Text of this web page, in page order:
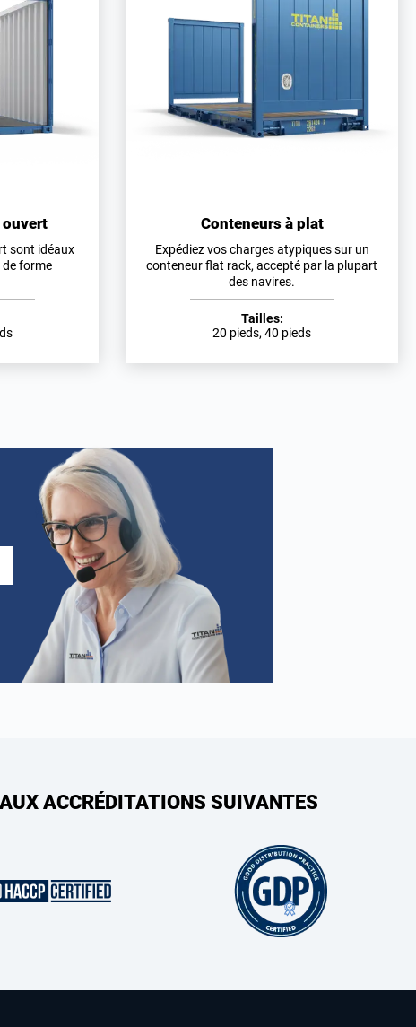
sont idéaux
forme
Conteneurs à plat
Expédiez vos charges atypiques sur un
conteneur flat rack, accepté par la plupart
des navires.
Tailles:
20 pieds, 40 pieds
ACCRÉDITATIONS SUIVANTES